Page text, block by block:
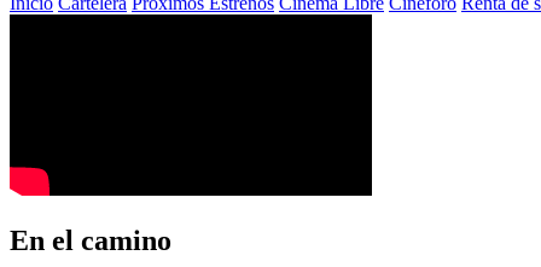
En el camino